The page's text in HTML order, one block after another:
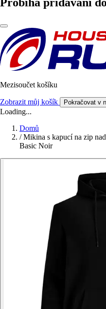
Mezisoučet košíku
Zobrazit můj košík Pokračovat v
Loading...
Domů
/ Mikina s kapucí na zip
Basic Noir